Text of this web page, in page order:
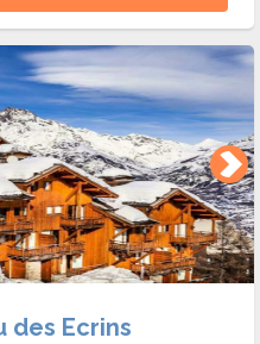
des Ecrins